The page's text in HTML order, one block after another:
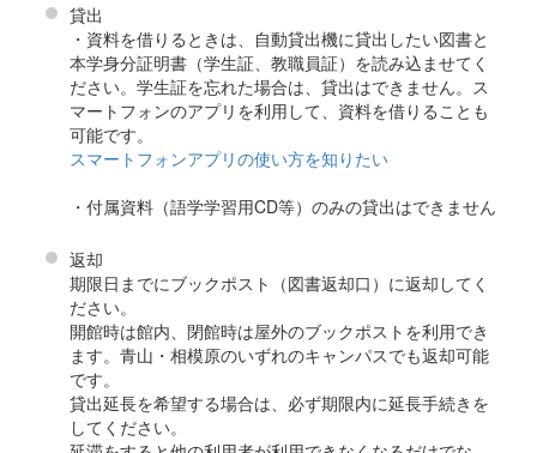
貸出
・資料を借りるときは、自動貸出機に貸出したい図書と
本学身分証明書（学生証、教職員証）を読み込ませてく
ださい。学生証を忘れた場合は、貸出はできません。ス
マートフォンのアプリを利用して、資料を借りることも
可能です。
スマートフォンアプリの使い方を知りたい
・付属資料（語学学習用CD等）のみの貸出はできません
返却
期限日までにブックポスト（図書返却口）に返却してく
ださい。
開館時は館内、閉館時は屋外のブックポストを利用でき
ます。青山・相模原のいずれのキャンパスでも返却可能
です。
貸出延長を希望する場合は、必ず期限内に延長手続きを
してください。